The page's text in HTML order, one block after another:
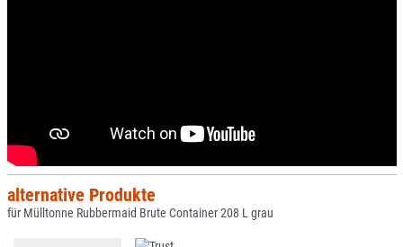
alternative Produkte
für Mülltonne Rubbermaid Brute Container 208 L grau